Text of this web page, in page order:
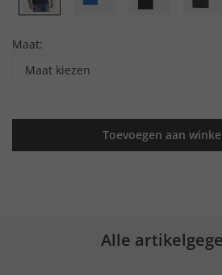
Maat:
Maat kiezen
Toevoegen aan
Alle